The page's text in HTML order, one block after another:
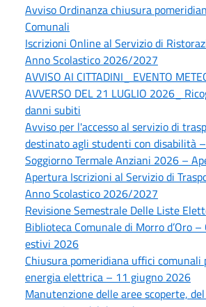
Avviso Ordinanza chiusura
Comunali
Iscrizioni Online al Servizio di
Anno Scolastico 2026/2027
AVVISO AI CITTADINI_ EVENTO
AVVERSO DEL 21 LUGLIO 2026_
danni subiti
Avviso per l'accesso al servizio di
destinato agli studenti con disabilità
Soggiorno Termale Anziani 2026 –
Apertura Iscrizioni al Servizio di
Anno Scolastico 2026/2027
Revisione Semestrale Delle Liste
Biblioteca Comunale di Morro d’Oro
estivi 2026
Chiusura pomeridiana uffici
energia elettrica – 11 giugno 2026
Manutenzione delle aree scoperte,